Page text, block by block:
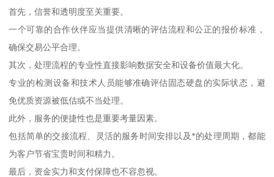
首先，信誉和透明度至关重要。
一个可靠的合作伙伴应当提供清晰的评估流程和公正的报价标准，
确保交易公平合理。
其次，处理流程的专业性直接影响数据安全和设备价值最大化。
专业的检测设备和技术人员能够准确评估固态硬盘的实际状态，避
免优质资源被低估或不当处理。
此外，服务的便捷性也是重要考量因素。
包括简单的交接流程、灵活的服务时间安排以及*的处理周期，都能
为客户节省宝贵时间和精力。
最后，资金实力和支付保障也不容忽视。